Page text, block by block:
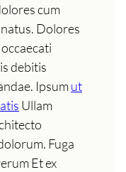
cum
Dolores
debitis
Ipsumut
Ullam
Fuga
Et ex